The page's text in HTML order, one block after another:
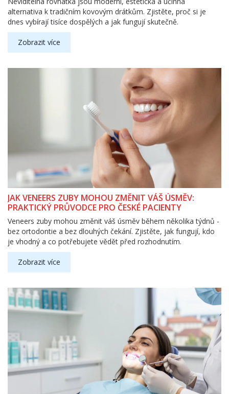
alternativa k tradičním kovovým drátkům. Zjistěte, proč si je
dnes vybírají tisíce dospělých a jak fungují skutečně.
Zobrazit více
JAK VENEERS ZUBY MOHOU ZMĚNIT VÁŠ ÚSMĚV:
PRAKTICKÝ PRŮVODCE PRO ČESKÉ PACIENTY
Veneers zuby mohou změnit váš úsměv během několika týdnů -
bez ortodontie a bez dlouhých čekání. Zjistěte, jak fungují, kdo
je vhodný a co potřebujete vědět před rozhodnutím.
Zobrazit více